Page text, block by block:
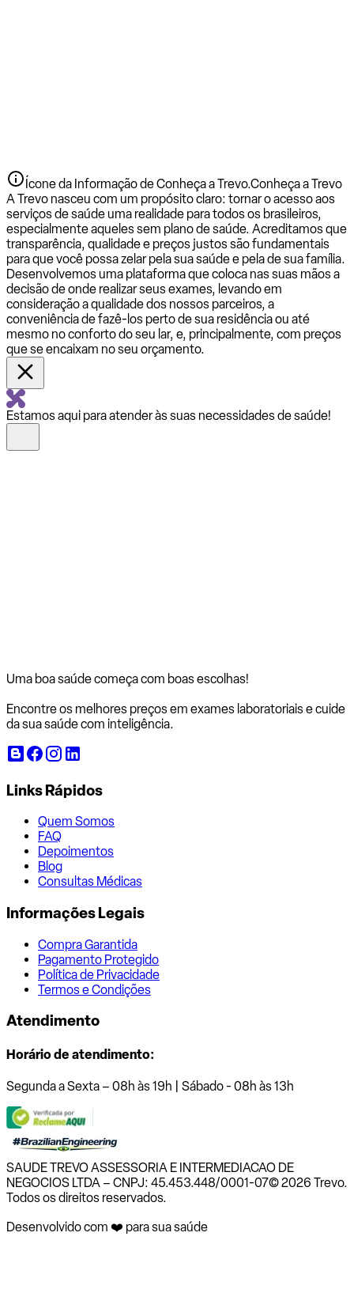
Ícone da Informação de Conheça a Trevo.Conheça a Trevo
A Trevo nasceu com um propósito claro: tornar o acesso aos
serviços de saúde uma realidade para todos os brasileiros,
especialmente aqueles sem plano de saúde. Acreditamos que
transparência, qualidade e preços justos são fundamentais
para que você possa zelar pela sua saúde e pela de sua família.
Desenvolvemos uma plataforma que coloca nas suas mãos a
decisão de onde realizar seus exames, levando em
consideração a qualidade dos nossos parceiros, a
conveniência de fazê-los perto de sua residência ou até
mesmo no conforto do seu lar, e, principalmente, com preços
que se encaixam no seu orçamento.
Estamos aqui para atender às suas necessidades de saúde!
Uma boa saúde começa com boas escolhas!
Encontre os melhores preços em exames laboratoriais e cuide
da sua saúde com inteligência.
Links Rápidos
Quem Somos
FAQ
Depoimentos
Blog
Consultas Médicas
Informações Legais
Compra Garantida
Pagamento Protegido
Política de Privacidade
Termos e Condições
Atendimento
Horário de atendimento:
Segunda a Sexta – 08h às 19h | Sábado - 08h às 13h
SAUDE TREVO ASSESSORIA E INTERMEDIACAO DE
NEGOCIOS LTDA – CNPJ: 45.453.448/0001-07© 2026 Trevo.
Todos os direitos reservados.
Desenvolvido com ❤️ para sua saúde